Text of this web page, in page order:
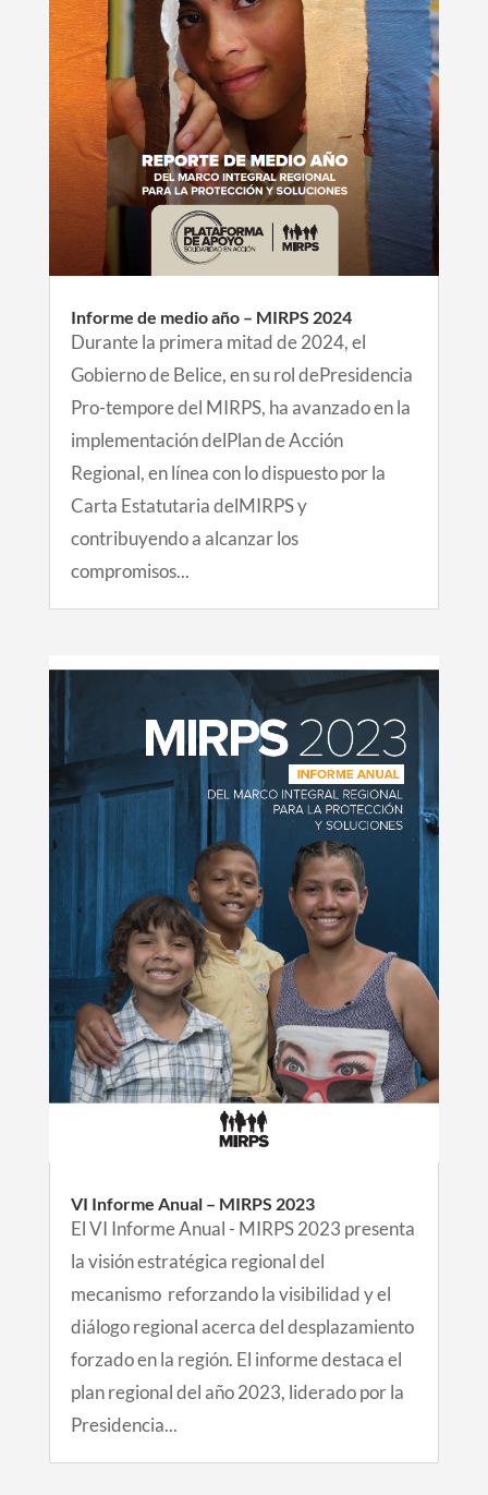
Informe de medio año – MIRPS 2024
Durante la primera mitad de 2024, el
Gobierno de Belice, en su rol dePresidencia
Pro-tempore del MIRPS, ha avanzado en la
implementación delPlan de Acción
Regional, en línea con lo dispuesto por la
Carta Estatutaria delMIRPS y
contribuyendo a alcanzar los
compromisos...
VI Informe Anual – MIRPS 2023
El VI Informe Anual - MIRPS 2023 presenta
la visión estratégica regional del
mecanismo reforzando la visibilidad y el
diálogo regional acerca del desplazamiento
forzado en la región. El informe destaca el
plan regional del año 2023, liderado por la
Presidencia...